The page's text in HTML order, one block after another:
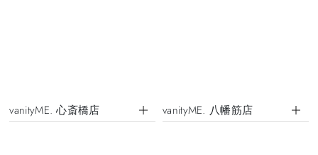
vanityME. 心斎橋店 vanityME. 八幡筋店